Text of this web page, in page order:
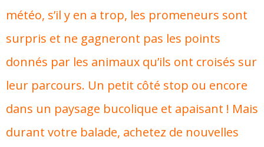
météo, s’il y en a trop, les promeneurs sont
surpris et ne gagneront pas les points
donnés par les animaux qu’ils ont croisés sur
leur parcours. Un petit côté stop ou encore
dans un paysage bucolique et apaisant ! Mais
durant votre balade, achetez de nouvelles